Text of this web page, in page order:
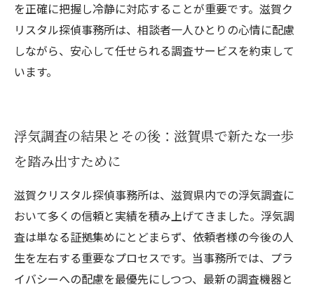
を正確に把握し冷静に対応することが重要です。滋賀ク
リスタル探偵事務所は、相談者一人ひとりの心情に配慮
しながら、安心して任せられる調査サービスを約束して
います。
浮気調査の結果とその後：滋賀県で新たな一歩
を踏み出すために
滋賀クリスタル探偵事務所は、滋賀県内での浮気調査に
おいて多くの信頼と実績を積み上げてきました。浮気調
査は単なる証拠集めにとどまらず、依頼者様の今後の人
生を左右する重要なプロセスです。当事務所では、プラ
イバシーへの配慮を最優先にしつつ、最新の調査機器と